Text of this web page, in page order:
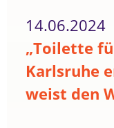
14.06.2024
„Toilette
Karlsruhe
weist den